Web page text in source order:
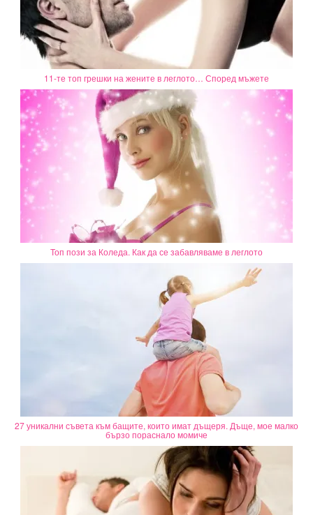
11-те топ грешки на жените в леглото… Според мъжете
Топ пози за Коледа. Как да се забавляваме в леглото
27 уникални съвета към бащите, които имат дъщеря. Дъще, мое малко
бързо пораснало момиче